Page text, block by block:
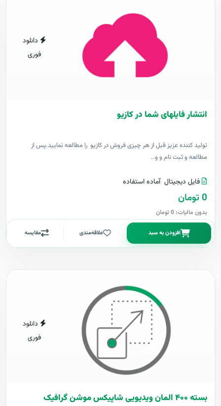
دانلود
فوری
انتشار فایلهای شما در کازیو
توليد کننده عزيز قبل از هر چیزی فروش در کازیو را مطالعه نمایید.پس از
مطالعه و ثبت نام و و..
فایل دیجیتال آماده استفاده
0 تومان
بدون مالیات: 0 تومان
افزودن به سبد علاقه‌مندی مقایسه
دانلود
فوری
بسته ۴۰۰ المان ویدیویی شاپیکس موشن گرافیک